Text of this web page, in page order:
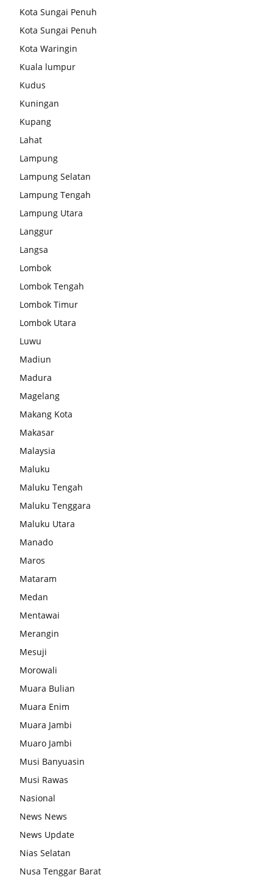
Kota Sungai Penuh
Kota Sungai Penuh
Kota Waringin
Kuala lumpur
Kudus
Kuningan
Kupang
Lahat
Lampung
Lampung Selatan
Lampung Tengah
Lampung Utara
Langgur
Langsa
Lombok
Lombok Tengah
Lombok Timur
Lombok Utara
Luwu
Madiun
Madura
Magelang
Makang Kota
Makasar
Malaysia
Maluku
Maluku Tengah
Maluku Tenggara
Maluku Utara
Manado
Maros
Mataram
Medan
Mentawai
Merangin
Mesuji
Morowali
Muara Bulian
Muara Enim
Muara Jambi
Muaro Jambi
Musi Banyuasin
Musi Rawas
Nasional
News News
News Update
Nias Selatan
Nusa Tenggar Barat